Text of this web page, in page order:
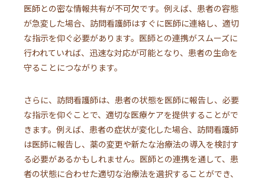
医師との密な情報共有が不可欠です。例えば、患者の容態
が急変した場合、訪問看護師はすぐに医師に連絡し、適切
な指示を仰ぐ必要があります。医師との連携がスムーズに
行われていれば、迅速な対応が可能となり、患者の生命を
守ることにつながります。
さらに、訪問看護師は、患者の状態を医師に報告し、必要
な指示を仰ぐことで、適切な医療ケアを提供することがで
きます。例えば、患者の症状が変化した場合、訪問看護師
は医師に報告し、薬の変更や新たな治療法の導入を検討す
る必要があるかもしれません。医師との連携を通して、患
者の状態に合わせた適切な治療法を選択することができ、